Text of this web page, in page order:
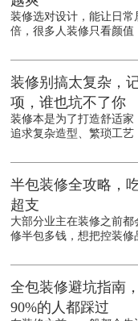
装修选对设计，能让日常
倍，很多人装修只看颜值
装修别搞太复杂，
项，谁也坑不了你
装修本是为了打造舒适家
追求复杂造型、繁琐工艺
半包装修全攻略，
超支
大部分业主在装修之前都
修半包多钱，想把控装修
全包装修避坑指南
90%的人都踩过